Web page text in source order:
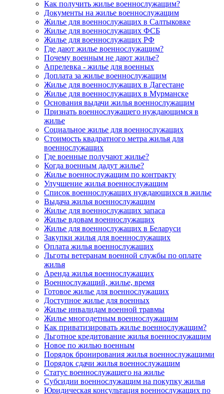
Как получить жилье военнослужащим?
Документы на жилье военнослужащим
Жилье для военнослужащих в Салтыковке
Жилье для военнослужащих ФСБ
Жилье для военнослужащих РФ
Где дают жилье военнослужащим?
Почему военным не дают жилье?
Апрелевка - жилье для военных
Доплата за жилье военнослужащим
Жилье для военнослужащих в Дагестане
Жилье для военнослужащих в Мурманске
Основания выдачи жилья военнослужащим
Признать военнослужащего нуждающимся в
жилье
Социальное жилье для военнослужащих
Стоимость квадратного метра жилья для
военнослужащих
Где военные получают жилье?
Когда военным дадут жилье?
Жилье военнослужащим по контракту
Улучшение жилья военнослужащим
Список военнослужащих нуждающихся в жилье
Выдача жилья военнослужащим
Жилье для военнослужащих запаса
Жилье вдовам военнослужащих
Жилье для военнослужащих в Беларуси
Закупки жилья для военнослужащих
Оплата жилья военнослужащих
Льготы ветеранам военной службы по оплате
жилья
Аренда жилья военнослужащих
Военнослужащий, жилье, время
Готовое жилье для военнослужащих
Доступное жилье для военных
Жилье инвалидам военной травмы
Жилье многодетным военнослужащим
Как приватизировать жилье военнослужащим?
Льготное кредитование жилья военнослужащим
Новое по жилью военным
Порядок бронирования жилья военнослужащими
Порядок сдачи жилья военнослужащим
Статус военнослужащего на жилье
Субсидии военнослужащим на покупку жилья
Юридическая консультация военнослужащих по